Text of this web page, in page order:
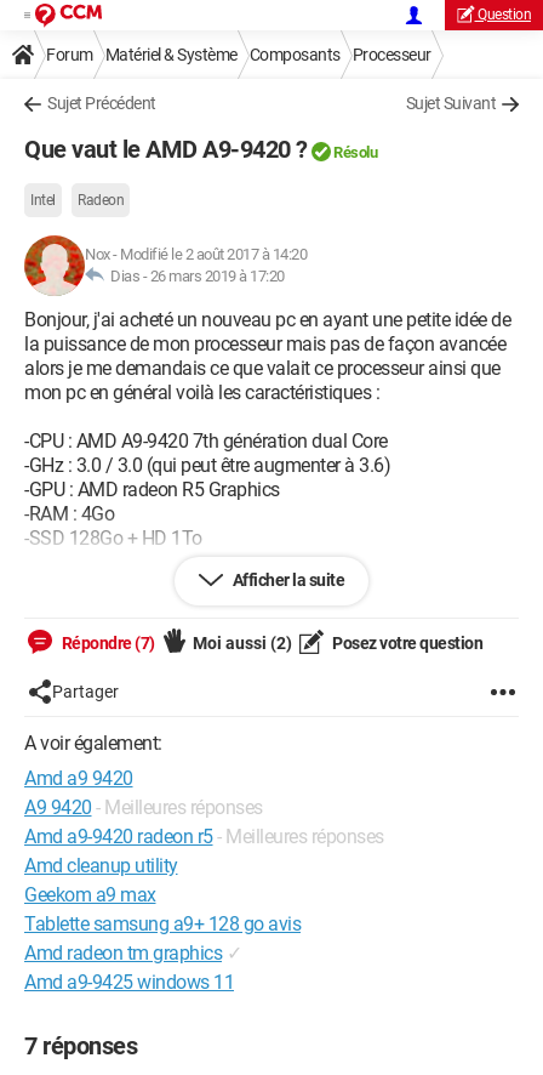
Question
Forum Matériel & Système Composants Processeur
Sujet Précédent Sujet Suivant
Que vaut le AMD A9-9420 ? Résolu
Intel Radeon
Nox- Modifié le 2 août 2017 à 14:20
Dias -26 mars 2019 à 17:20
Bonjour, j'ai acheté un nouveau pc en ayant une petite idée de
la puissance de mon processeur mais pas de façon avancée
alors je me demandais ce que valait ce processeur ainsi que
mon pc en général voilà les caractéristiques :
-CPU : AMD A9-9420 7th génération dual Core
-GHz : 3.0 / 3.0 (qui peut être augmenter à 3.6)
-GPU : AMD radeon R5 Graphics
-RAM : 4Go
-SSD 128Go + HD 1To
Voila, j'aimerais savoir jusque quelle type de jeux je pourrais
merci !
Afficher la suite
Répondre (7) Moi aussi (2) Posez votre question
Partager
A voir également:
Amd a9 9420
A9 9420 - Meilleures réponses
Amd a9-9420 radeon r5- Meilleures réponses
Amd cleanup utility
Geekom a9 max
Tablette samsung a9+ 128 go avis
Amd radeon tm graphics ✓
Amd a9-9425 windows 11
7 réponses